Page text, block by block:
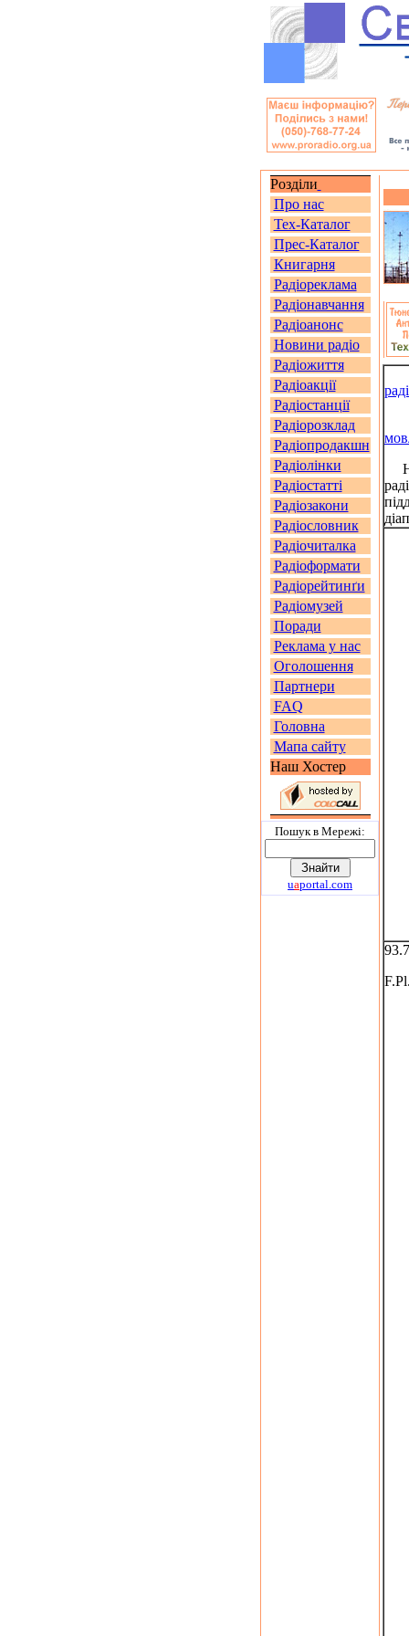
Розділи
Про нас
Тех-Каталог
Прес-Каталог
Книгарня
Радіореклама
Радіонавчання
Радіоанонс
Новини радіо
Радіожиття
Радіоакції
Радіостанції
Радіорозклад
Радіопродакшн
Радіолінки
Радіостатті
Радіозакони
Радіословник
Радіочиталка
Радіоформати
Радіорейтинґи
Радіомузей
Поради
Реклама у нас
Оголошення
Партнери
FAQ
Головна
Мапа сайту
Наш Хостер
Пошук в Мережi:
uaportal.com
F.Pl.